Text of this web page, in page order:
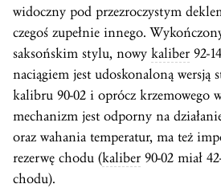
widoczny pod przezroczystym
czegoś zupełnie innego.
saksońskim stylu, nowy kaliber 92-
naciągiem jest udoskonaloną wersją
kalibru 90-02 i oprócz krzemowego
mechanizm jest odporny na
oraz wahania temperatur, ma też
rezerwę chodu (kaliber 90-02 miał
chodu).